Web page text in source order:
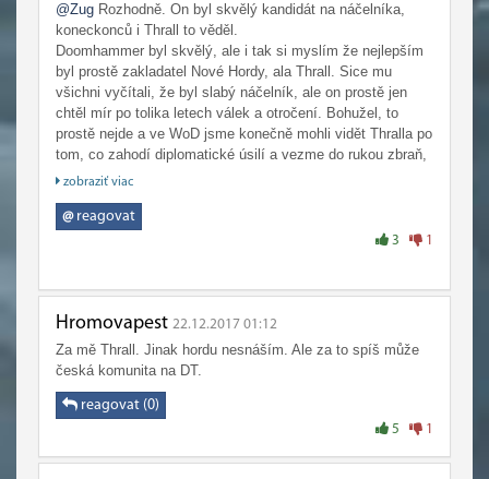
@Zug Rozhodně. On byl skvělý kandidát na náčelníka,
koneckonců i Thrall to věděl.
Doomhammer byl skvělý, ale i tak si myslím že nejlepším
byl prostě zakladatel Nové Hordy, ala Thrall. Sice mu
všichni vyčítali, že byl slabý náčelník, ale on prostě jen
chtěl mír po tolika letech válek a otročení. Bohužel, to
prostě nejde a ve WoD jsme konečně mohli vidět Thralla po
tom, co zahodí diplomatické úsilí a vezme do rukou zbraň,
v jeho případě Orgrimovu zbroj.
Holdu.
zobraziť viac
@reagovat
3 1
Hromovapest 22.12.2017 01:12
Za mě Thrall. Jinak hordu nesnáším. Ale za to spíš může
česká komunita na DT.
reagovat (0)
5 1